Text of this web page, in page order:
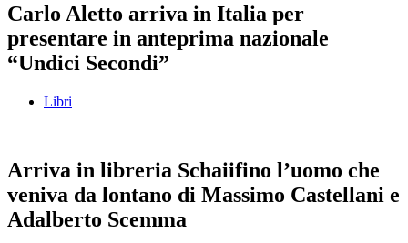
Carlo Aletto arriva in Italia per
presentare in anteprima nazionale
“Undici Secondi”
Libri
Arriva in libreria Schaiifino l’uomo che
veniva da lontano di Massimo Castellani e
Adalberto Scemma